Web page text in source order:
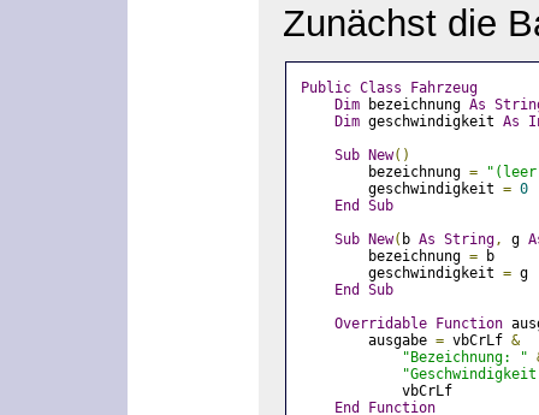
Zunächst die
Public Class
Fahrzeug
Dim bezeichnung As
Dim geschwindigkeit As
Sub New()
        bezeichnung
=
        geschwindigkeit
= 0
End
Sub
Sub New( b As String, g
        bezeichnung
= b
        geschwindigkeit
= g
End
Sub
Overridable
Function
        ausgabe
= vbCrLf &
"Bezeichnung: "
            vbCrLf
End
Function